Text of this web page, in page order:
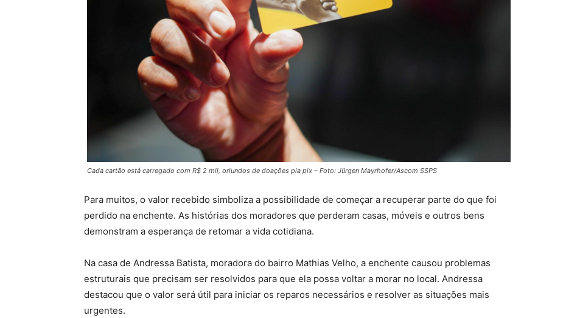
Cada cartão está carregado com R$ 2 mil, oriundos de doações pia pix – Foto: Jürgen Mayrhofer/Ascom SSPS
Para muitos, o valor recebido simboliza a possibilidade de começar a recuperar parte do que foi
perdido na enchente. As histórias dos moradores que perderam casas, móveis e outros bens
demonstram a esperança de retomar a vida cotidiana.
Na casa de Andressa Batista, moradora do bairro Mathias Velho, a enchente causou problemas
estruturais que precisam ser resolvidos para que ela possa voltar a morar no local. Andressa
destacou que o valor será útil para iniciar os reparos necessários e resolver as situações mais
urgentes.